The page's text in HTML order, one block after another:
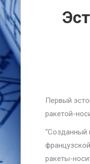
Первый
ракетой-
“Созданный
ракеты-